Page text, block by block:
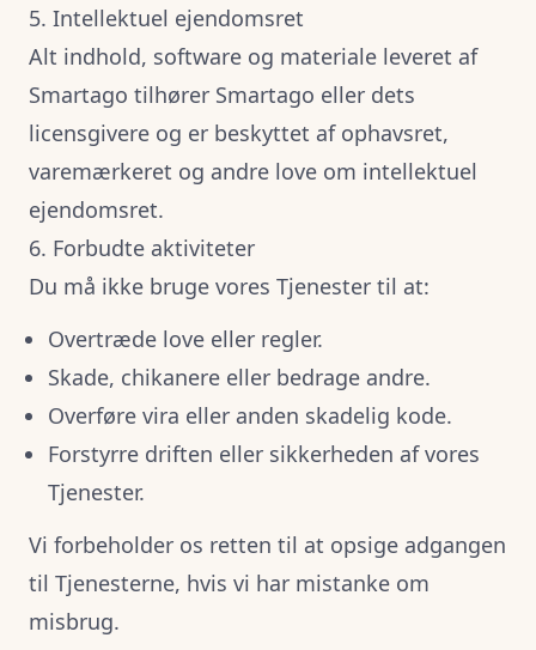
5. Intellektuel ejendomsret
Alt indhold, software og materiale leveret af
Smartago tilhører Smartago eller dets
licensgivere og er beskyttet af ophavsret,
varemærkeret og andre love om intellektuel
ejendomsret.
6. Forbudte aktiviteter
Du må ikke bruge vores Tjenester til at:
Overtræde love eller regler.
Skade, chikanere eller bedrage andre.
Overføre vira eller anden skadelig kode.
Forstyrre driften eller sikkerheden af vores
Tjenester.
Vi forbeholder os retten til at opsige adgangen
til Tjenesterne, hvis vi har mistanke om
misbrug.